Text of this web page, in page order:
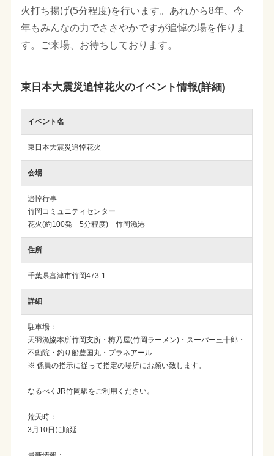
火打ち揚げ(5分程度)を行います。あれから8年、今
年もみんなの力でささやかですが追悼の場を作りま
す。ご来場、お待ちしております。
東日本大震災追悼花火のイベント情報(詳細)
イベント名
東日本大震災追悼花火
会場
追悼行事
竹岡コミュニティセンター
花火(約100発 5分程度) 竹岡漁港
住所
千葉県富津市竹岡473-1
詳細
駐車場：
天羽漁協本所竹岡支所・梅乃屋(竹岡ラーメン)・スーパー三十郎・
不動院・釣り船豊国丸・プラネアール
※ 係員の指示に従って指定の場所にお願い致します。
なるべくJR竹岡駅をご利用ください。
荒天時：
3月10日に順延